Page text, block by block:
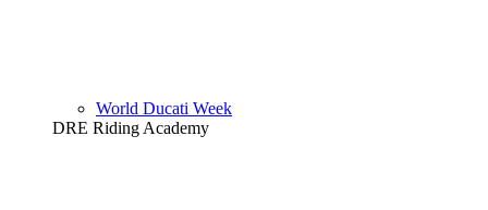
World Ducati Week
DRE Riding Academy